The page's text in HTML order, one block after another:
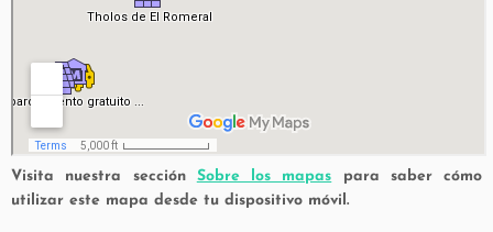
Visita nuestra sección Sobre los mapas para saber cómo
utilizar este mapa desde tu dispositivo móvil.